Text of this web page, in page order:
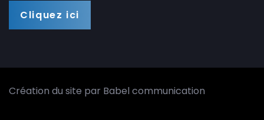
Cliquez ici
Création du site par Babel communication